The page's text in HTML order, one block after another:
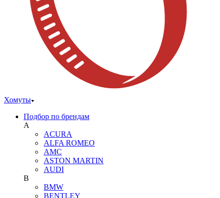
Хомуты
Подбор по брендам
A
ACURA
ALFA ROMEO
AMC
ASTON MARTIN
AUDI
B
BMW
BENTLEY